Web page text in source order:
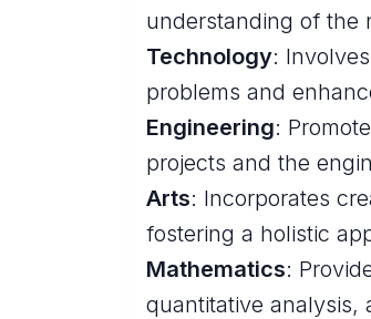
understanding of the
Technology:
problems and
Engineering:
projects and the
Arts: Incorporates
fostering a holistic
Mathematics:
quantitative analysis,